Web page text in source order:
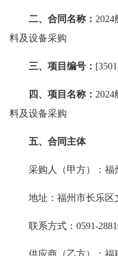
二、合同名称：
料及设备采购
三、项目编号：
四、项目名称：
料及设备采购
五、合同主体
采购人（甲方）：福
地址：福州市长乐区
联系方式：0591-
供应商（乙方）：福